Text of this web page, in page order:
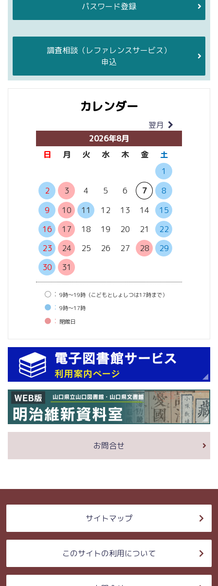
パスワード登録
調査相談 （レファレンスサービス）
申込
カレンダー
翌月
2026年8月
日
月 火 水 木 金
土
1
2
3 4 5 6 7
8
9
10 11 12 13 14
15
16
17 18 19 20 21
22
23
24 25 26 27 28
29
30
31
○： 9時〜19時（こどもとしょしつは17時まで）
●： 9時〜17時
●： 閉館⽇
お問合せ
サイトマップ
このサイトの利用について